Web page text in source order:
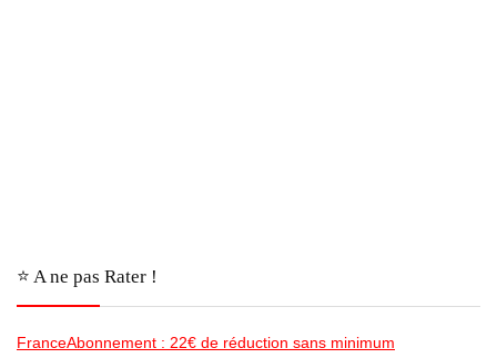
⭐️ A ne pas Rater !
FranceAbonnement : 22€ de réduction sans minimum